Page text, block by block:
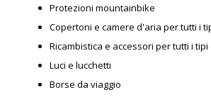
Protezioni mountainbike
Copertoni e camere d'aria per tutti i
Ricambistica e accessori per tutti i tipi
Luci e lucchetti
Borse da viaggio